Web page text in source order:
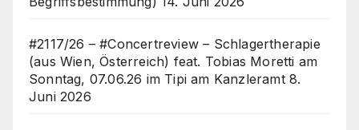
#2117/26 – #Concertreview – Schlagertherapie
(aus Wien, Österreich) feat. Tobias Moretti am
Sonntag, 07.06.26 im Tipi am Kanzleramt 8.
Juni 2026